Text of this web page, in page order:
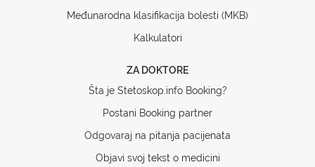
Međunarodna klasifikacija bolesti (MKB)
Kalkulatori
ZA DOKTORE
Šta je Stetoskop.info Booking?
Postani Booking partner
Odgovaraj na pitanja pacijenata
Objavi svoj tekst o medicini